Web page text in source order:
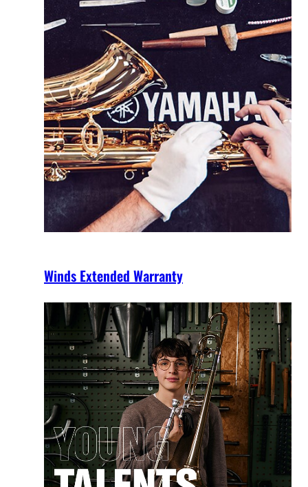
Winds Extended Warranty